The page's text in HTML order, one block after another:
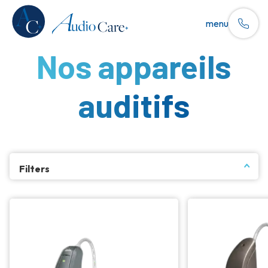
menu
Nos appareils
auditifs
Filters
Resound
ReSound